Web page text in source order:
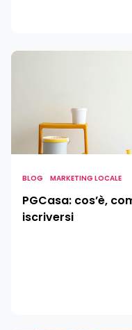
PGCasa:
perché
iscriversi
BLOG MARKETING LOCALE
PGCasa: cos’è,
iscriversi